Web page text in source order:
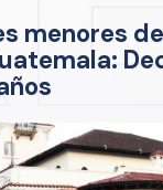
menores